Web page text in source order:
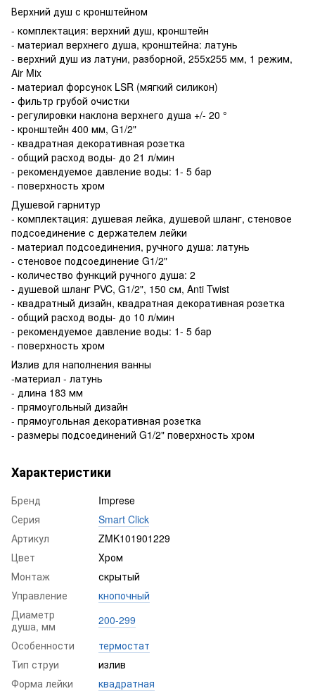
Верхний душ с кронштейном
- комплектация: верхний душ, кронштейн
- материал верхнего душа, кронштейна: латунь
- верхний душ из латуни, разборной, 255х255 мм, 1 режим,
Air Mix
- материал форсунок LSR (мягкий силикон)
- фильтр грубой очистки
- регулировки наклона верхнего душа +/- 20 °
- кронштейн 400 мм, G1/2"
- квадратная декоративная розетка
- общий расход воды- до 21 л/мин
- рекомендуемое давление воды: 1- 5 бар
- поверхность хром
Душевой гарнитур
- комплектация: душевая лейка, душевой шланг, стеновое
подсоединение с держателем лейки
- материал подсоединения, ручного душа: латунь
- стеновое подсоединение G1/2"
- количество функций ручного душа: 2
- душевой шланг PVC, G1/2", 150 см, Anti Twist
- квадратный дизайн, квадратная декоративная розетка
- общий расход воды- до 10 л/мин
- рекомендуемое давление воды: 1- 5 бар
- поверхность хром
Излив для наполнения ванны
-материал - латунь
- длина 183 мм
- прямоугольный дизайн
- прямоугольная декоративная розетка
- размеры подсоединений G1/2" поверхность хром
Характеристики
Бренд
Imprese
Серия
Smart Click
Артикул
ZMK101901229
Цвет
Хром
Монтаж
скрытый
Управление
кнопочный
Диаметр
душа, мм
200-299
Особенности
термостат
Тип струи
излив
Форма лейки
квадратная